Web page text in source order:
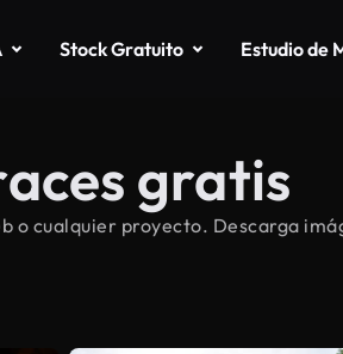
Stock Gratuito Estudio de
gratis
cualquier proyecto. Descarga